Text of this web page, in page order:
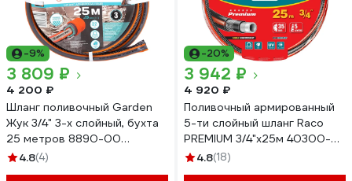
-9%
3 809 ₽
4 200 ₽
Шланг поливочный Garden
Жук 3/4" 3-х слойный, бухта
25 метров 8890-00
4630035338890
4.8(4)
-20%
3 942 ₽
4 920 ₽
Поливочный армированный
5-ти слойный шланг Raco
PREMIUM 3/4"x25м 40300-
3/4-25_z01
4.8(18)